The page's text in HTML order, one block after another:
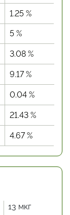
1.25 %
5 %
3.08 %
9.17 %
0.04 %
21.43 %
4.67 %
13 мкг